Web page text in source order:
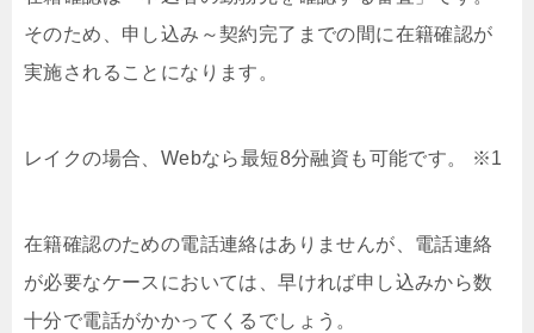
そのため、申し込み～契約完了までの間に在籍確認が
実施されることになります。
レイクの場合、Webなら最短8分融資も可能です。 ※1
在籍確認のための電話連絡はありませんが、電話連絡
が必要なケースにおいては、早ければ申し込みから数
十分で電話がかかってくるでしょう。